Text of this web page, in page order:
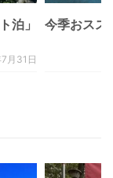
泊」
月31日
今季おスス